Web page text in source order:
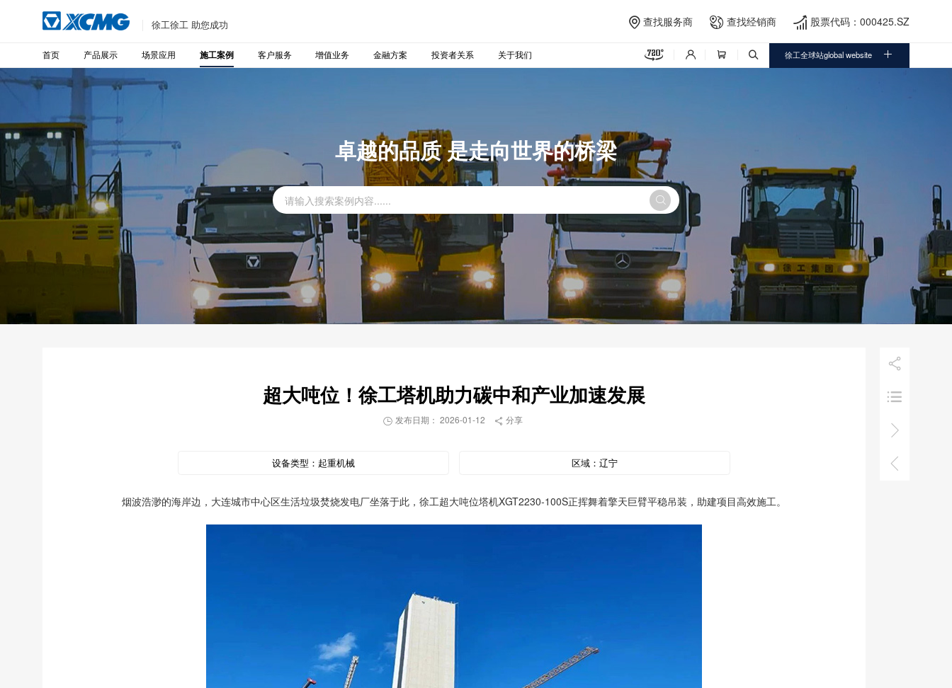
徐工徐工 助您成功  查找服务商  查找经销商  股票代码：000425.SZ
首页 产品展示 场景应用 施工案例 客户服务 增值业务 金融方案 投资者关系 关于我们     徐工全球站global website 
卓越的品质 是走向世界的桥梁





超大吨位！徐工塔机助力碳中和产业加速发展
 发布日期： 2026-01-12  分享
设备类型： 起重机械 区域：辽宁
烟波浩渺的海岸边，大连城市中心区生活垃圾焚烧发电厂坐落于此，徐工超大吨位塔机XGT2230-100S正挥舞着擎天巨臂平稳吊装，助建项目高效施工。